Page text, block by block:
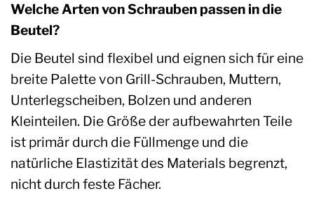
Welche Arten von Schrauben passen in die
Beutel?
Die Beutel sind flexibel und eignen sich für eine
breite Palette von Grill-Schrauben, Muttern,
Unterlegscheiben, Bolzen und anderen
Kleinteilen. Die Größe der aufbewahrten Teile
ist primär durch die Füllmenge und die
natürliche Elastizität des Materials begrenzt,
nicht durch feste Fächer.